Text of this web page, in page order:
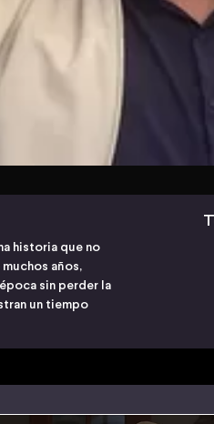
historia que no
años,
sin perder la
un tiempo